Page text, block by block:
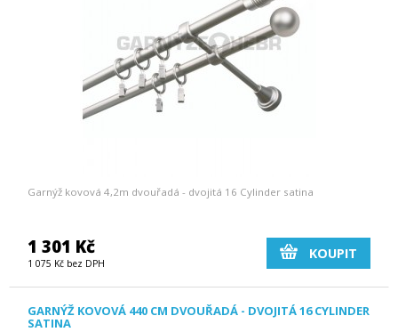
Garnýž kovová 4,2m dvouřadá - dvojitá 16 Cylinder satina
1 301 Kč
1 075 Kč bez DPH
KOUPIT
GARNÝŽ KOVOVÁ 440 CM DVOUŘADÁ - DVOJITÁ 16 CYLINDER
SATINA